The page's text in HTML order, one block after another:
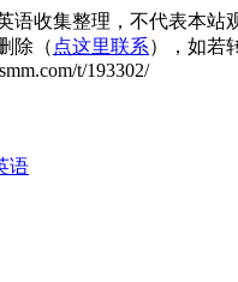
语收集整理，不代表本站
除（ 点这里联系），如若
t/193302/
语